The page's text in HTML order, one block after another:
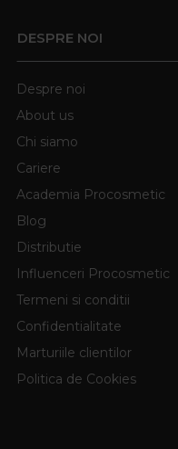
DESPRE NOI
Despre noi
About us
Chi siamo
Cariere
Academia Procosmetic
Blog
Distributie
Influenceri Procosmetic
Termeni si conditii
Confidentialitate
Marturiile clientilor
Politica de Cookies